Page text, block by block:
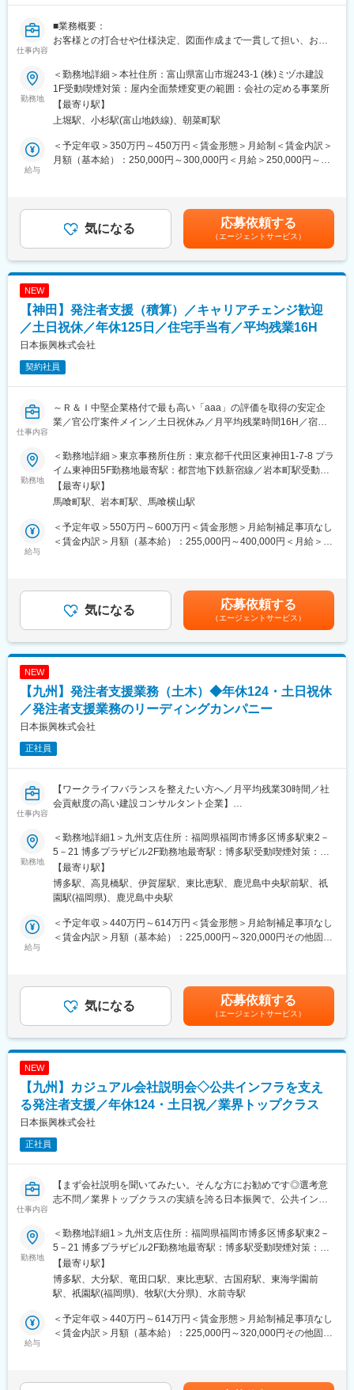
・ 働きやすい環境：完全週休2日制＆年間休日120日以上！
作・施工、アフターサービスまで一貫して請け負っています。直
近の売上は100億円以上であるため、扱う金額は大きく、建設経
理のキャリアを積むことが可能な他、少数精鋭の経理体制のた
め、経理の専門性を伸ばすキャリアアップに加えて、「自分事」
として事業運営の視点で業務を進めることが求められる役割にな
ります。
あるので安定性は抜群です。自動車販売店は10～15年に1度は店
舗を改装していく必要があります。同社の主要取引先である日産
自動車の販売店舗は圏域だけでも数十店舗あり、継続的に案件を
加えて、電気自動車のEV急速充電器設置で国内シェア50％以上を
仕事内容
■業務概要：
お客様との打合せや仕様決定、図面作成まで一貫して担い、お客
は次のような仕事をご担当いただきます。
・建築設計
・インテリアコーディネート業務
・見積業務 等
お客様との打ち合わせは基本的に自社で営業と合同で進めます。
■組織構成：
■教育制度：
入社後、OJT期間を設け、先輩社員のもとで実際の業務を行いな
・年間休日：110日
・週休：日祝休みです。土曜日の出勤は会社カレンダーに準じ、
勤務日と休日を設定しています。
変更の範囲：会社の定める業務
勤務地
＜勤務地詳細＞本社住所：富山県富山市堀243-1 (株)ミヅホ建設
1F受動喫煙対策：屋内全面禁煙変更の範囲：会社の定める事業所
【最寄り駅】
上堀駅、小杉駅(富山地鉄線)、朝菜町駅
給与
＜予定年収＞350万円～450万円＜賃金形態＞月給制＜賃金内訳＞
月額（基本給）：250,000円～300,000円＜月給＞250,000円～
り、選考を通じて上下する可能性があります。月給(月額)は固定手
当を含めた表記です。
気になる 応募依頼する
（エージェントサービス）
NEW
【神田】発注者支援（積算）／キャリアチェンジ歓迎
／土日祝休／年休125日／住宅手当有／平均残業16H
日本振興株式会社
契約社員
仕事内容
～Ｒ＆Ｉ中堅企業格付で最も高い「aaa」の評価を取得の安定企
業／官公庁案件メイン／土日祝休み／月平均残業時間16H／宿泊
■業務内容：
国土交通省などの積算技術業務をご担当いただきます。地域の開
発や整備に携わる仕事ができます(インフラ整備、災害復旧)。
・国土交通省など官公庁案件における積算技術業務
・施工計画・工程・工事費算出に関する各種資料作成
・図面・数量計算書の照査業務
・工事発注および変更対応に伴う資料作成・現地調査
■一日の仕事の流れ（例）：
＜午前＞出社、メールチェック、発注者との打合せ確認、作業内
容確認、積算資料作成、数量計算書作成
■キャリアプラン：
技術士、ＲＣＣＭの取得ができ、必要な費用の一部を補助しま
す。
さらに資格合格後は手当として給与がアップします（最大6万円/
■当社で働く魅力：
（1）長期的に働ける環境
環境です。土日祝休み・平均残業月16時間以内と無理のない働き
方が可能で、現場も関東圏内が中心のため日帰り対応がほとんど
です（※島しょ部案件を除く）。
（2）福利厚生が充実◎
住宅手当として家賃の最大50％を補助しており、年齢制限はな
く、賃貸・持家を問わず支給対象です。
また、家族手当のほか、産前産後・育児休業制度を完備し、育休
当社は、事業計画から設計、発注者支援、工事監督、維持管理ま
でを一貫して担う総合建設コンサルタントです。公共事業の上流
に、発注者に近い立場で計画的に業務を進められます。
っかけとなった災害復旧・復興には、特別な想いがある会社で
す。。
勤務地
＜勤務地詳細＞東京事務所住所：東京都千代田区東神田1-7-8 プラ
イム東神田5F勤務地最寄駅：都営地下鉄新宿線／岩本町駅受動喫
煙対策：敷地内全面禁煙変更の範囲：会社の定める事業所
【最寄り駅】
馬喰町駅、岩本町駅、馬喰横山駅
給与
＜予定年収＞550万円～600万円＜賃金形態＞月給制補足事項なし
＜賃金内訳＞月額（基本給）：255,000円～400,000円＜月給＞
給：年1回（4月）■賞与：年2回（7月・12月）※特別賞与：業績に
より支給（昨年度実績は年1回）賃金はあくまでも目安の金額であ
り、選考を通じて上下する可能性があります。月給(月額)は固定手
当を含めた表記です。
気になる 応募依頼する
（エージェントサービス）
NEW
【九州】発注者支援業務（土木）◆年休124・土日祝休
／発注者支援業務のリーディングカンパニー
日本振興株式会社
正社員
仕事内容
【ワークライフバランスを整えたい方へ／月平均残業30時間／社
会貢献度の高い建設コンサルタント企業】
■日本振興について：
（1）公共インフラ分野を牽引するリーディングカンパニー
官公庁向けインフラ事業において長年の実績と信頼を築き、業界
を代表する存在として社会基盤を支えています。リーディングカ
ンパニーならではの大規模かつ社会的影響力の大きいプロジェク
トに携わることができます。
（2）豊富な実績に裏付けられた高い信頼性
全国規模で多数の公共案件を手がけてきた実績があり、安定した
受注と継続的な成長を実現しています。
公共事業の発注者である官公庁を、技術的立場から支援する業務
をお任せ致します。
（2）積算支援
工事予定価格算出のため、現地調査、図面・数量確認、積算資料
作成、システム入力等を支援
（3）工事監督支援
＼働き方について／
（１） 官公庁案件中心だからこその「安定した働き方」
・急な方針転換や過度な納期逼迫が起きにくい
・長期スパンのプロジェクトが多く、先を見通した働き方が可能
・景気変動の影響を受けにくく、安定した就業環境
（２）ワークライフバランスを意識した就業環境
・公共性の高い仕事でありながら、「無理のない働き方を重視す
る社風」
・業務過多にならないよう、組織的に業務を分担
・長時間労働を前提としない案件設計
技術者一人ひとりの専門性を尊重し、長期的な育成を重視。中途
勤務地
＜勤務地詳細1＞九州支店住所：福岡県福岡市博多区博多駅東2－
5－21 博多プラザビル2F勤務地最寄駅：博多駅受動喫煙対策：屋
内全面禁煙＜勤務地詳細2＞鹿児島住所：鹿児島県鹿児島市中央町
2-2-16 受動喫煙対策：屋内全面禁煙＜勤務地詳細3＞佐賀住所：
佐賀県佐賀市蓮池町小松338-34 受動喫煙対策：屋内全面禁煙変更
【最寄り駅】
博多駅、高見橋駅、伊賀屋駅、東比恵駅、鹿児島中央駅前駅、祇
園駅(福岡県)、鹿児島中央駅
給与
＜予定年収＞440万円～614万円＜賃金形態＞月給制補足事項なし
＜賃金内訳＞月額（基本給）：225,000円～320,000円その他固定
記月給・年収は残業代を含んだ金額です。■昇給：年1回（4月）■
賞与：年2回（7月・12月）※特別賞与：業績により支給（過去実
績年1回）賃金はあくまでも目安の金額であり、選考を通じて上下
する可能性があります。月給(月額)は固定手当を含めた表記です。
気になる 応募依頼する
（エージェントサービス）
NEW
【九州】カジュアル会社説明会◇公共インフラを支え
る発注者支援／年休124・土日祝／業界トップクラス
日本振興株式会社
正社員
仕事内容
【まず会社説明を聞いてみたい。そんな方にお勧めです◎選考意
志不問／業界トップクラスの実績を誇る日本振興で、公共インフ
☆日本振興の会社や事業内容、実際の働き方・職場の雰囲気につ
いてざっくばらんに説明します☆
方法：オンライン（Zoom等）／対面 ※希望考慮
◇こんな方におすすめです◇
・日本振興に少しでも興味がある方
・建設／インフラ／技術系の仕事に関心がある方
・自分の経験が活かせるか知りたい方
■日本振興について：
勤務地
＜勤務地詳細1＞九州支店住所：福岡県福岡市博多区博多駅東2－
5－21 博多プラザビル2F勤務地最寄駅：博多駅受動喫煙対策：屋
内全面禁煙＜勤務地詳細2＞大分事業所住所：大分県大分市金池町
４丁目９－２１ 受動喫煙対策：屋内全面禁煙＜勤務地詳細3＞熊
本事業所住所：熊本県熊本市東区西原1-12-11 受動喫煙対策：屋
【最寄り駅】
博多駅、大分駅、竜田口駅、東比恵駅、古国府駅、東海学園前
駅、祇園駅(福岡県)、牧駅(大分県)、水前寺駅
給与
＜予定年収＞440万円～614万円＜賃金形態＞月給制補足事項なし
＜賃金内訳＞月額（基本給）：225,000円～320,000円その他固定